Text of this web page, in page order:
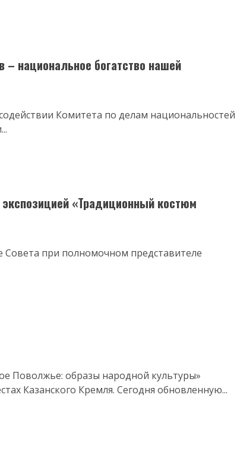
национальное богатство нашей
Комитета по делам национальностей
«Традиционный костюм
Совета при полномочном представителе
Поволжье: образы народной культуры»
Казанского Кремля. Сегодня обновленную...